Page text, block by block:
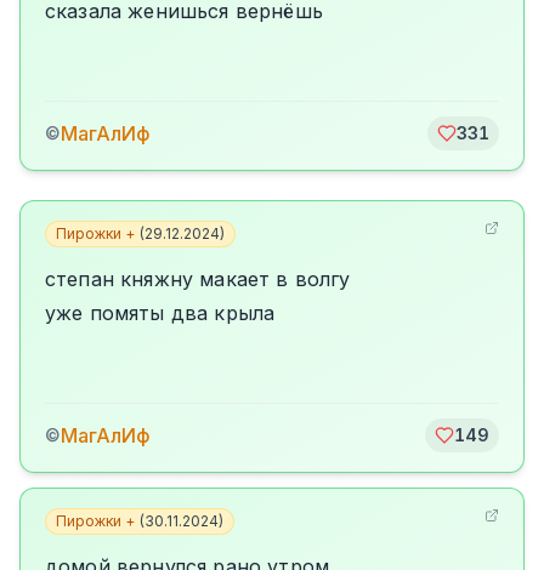
сказала женишься вернёшь
©МагАлИф 331
Пирожки + (29.12.2024)
степан княжну макает в волгу
уже помяты два крыла
©МагАлИф 149
Пирожки + (30.11.2024)